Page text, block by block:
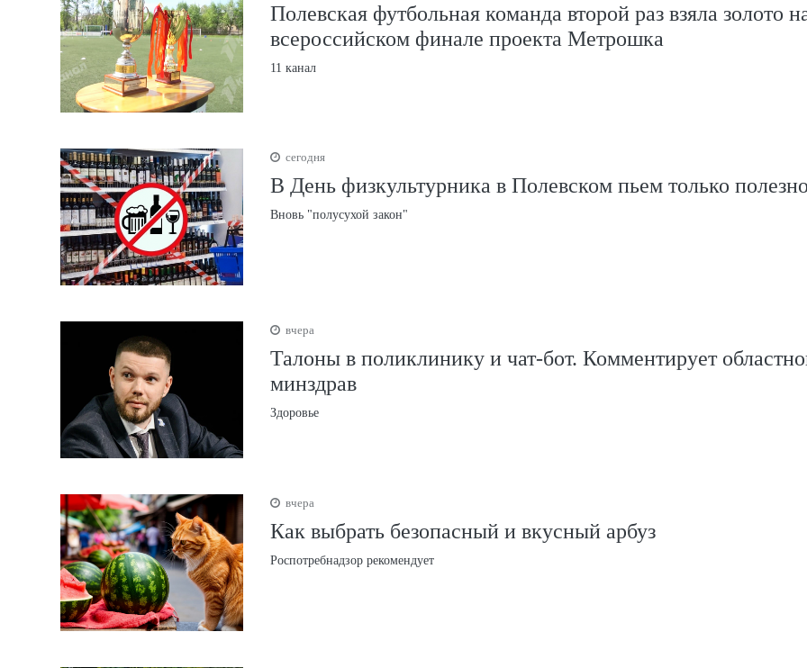
Полевская футбольная команда второй раз взяла золото
всероссийском финале проекта Метрошка
11 канал
сегодня
В День физкультурника в Полевском пьем только
Вновь "полусухой закон"
вчера
Талоны в поликлинику и чат-бот. Комментирует
минздрав
Здоровье
вчера
Как выбрать безопасный и вкусный арбуз
Роспотребнадзор рекомендует